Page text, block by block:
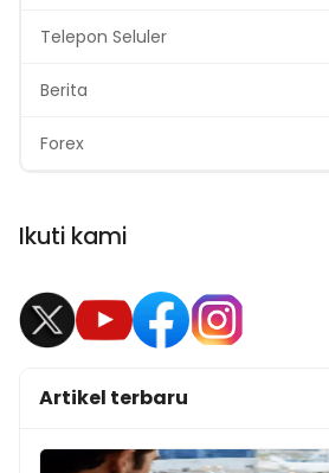
Telepon Seluler
Berita
Forex
Ikuti kami
Artikel terbaru